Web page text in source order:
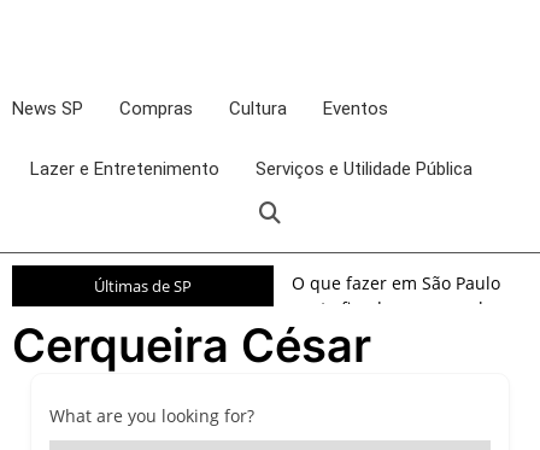
News SP Compras Cultura Eventos
Lazer e Entretenimento Serviços e Utilidade Pública
Últimas de SP
O que fazer em São Paulo
neste fim de semana: shows,
festivais, gastronomia e
atrações para o Dia dos Pais
passeios imperdíveis nos
Cerqueira César
What are you looking for?